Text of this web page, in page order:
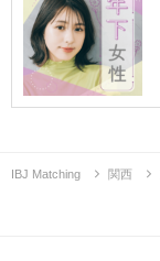
IBJ Matching 関西